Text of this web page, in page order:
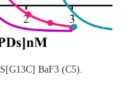
BaF3 (C5).